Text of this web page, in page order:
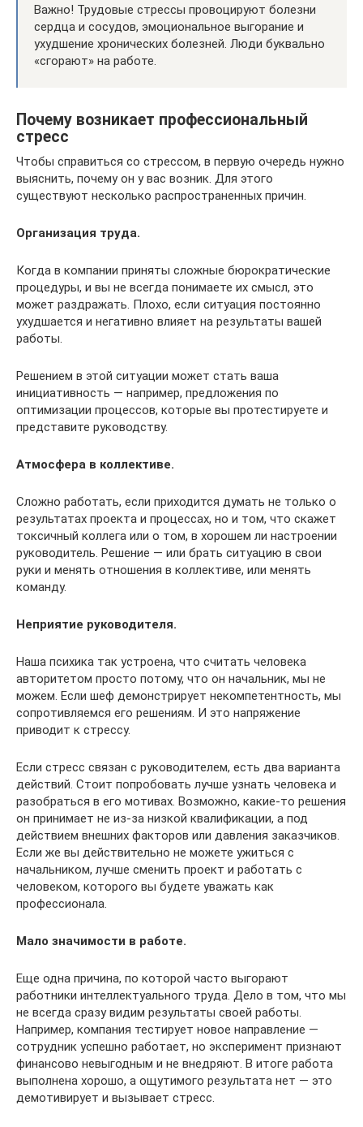
Важно! Трудовые стрессы провоцируют болезни
сердца и сосудов, эмоциональное выгорание и
ухудшение хронических болезней. Люди буквально
«сгорают» на работе.
Почему возникает профессиональный
стресс
Чтобы справиться со стрессом, в первую очередь нужно
выяснить, почему он у вас возник. Для этого
существуют несколько распространенных причин.
Организация труда.
Когда в компании приняты сложные бюрократические
процедуры, и вы не всегда понимаете их смысл, это
может раздражать. Плохо, если ситуация постоянно
ухудшается и негативно влияет на результаты вашей
работы.
Решением в этой ситуации может стать ваша
инициативность — например, предложения по
оптимизации процессов, которые вы протестируете и
представите руководству.
Атмосфера в коллективе.
Сложно работать, если приходится думать не только о
результатах проекта и процессах, но и том, что скажет
токсичный коллега или о том, в хорошем ли настроении
руководитель. Решение — или брать ситуацию в свои
руки и менять отношения в коллективе, или менять
команду.
Неприятие руководителя.
Наша психика так устроена, что считать человека
авторитетом просто потому, что он начальник, мы не
можем. Если шеф демонстрирует некомпетентность, мы
сопротивляемся его решениям. И это напряжение
приводит к стрессу.
Если стресс связан с руководителем, есть два варианта
действий. Стоит попробовать лучше узнать человека и
разобраться в его мотивах. Возможно, какие-то решения
он принимает не из-за низкой квалификации, а под
действием внешних факторов или давления заказчиков.
Если же вы действительно не можете ужиться с
начальником, лучше сменить проект и работать с
человеком, которого вы будете уважать как
профессионала.
Мало значимости в работе.
Еще одна причина, по которой часто выгорают
работники интеллектуального труда. Дело в том, что мы
не всегда сразу видим результаты своей работы.
Например, компания тестирует новое направление —
сотрудник успешно работает, но эксперимент признают
финансово невыгодным и не внедряют. В итоге работа
выполнена хорошо, а ощутимого результата нет — это
демотивирует и вызывает стресс.